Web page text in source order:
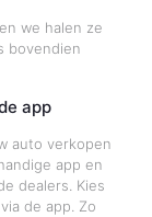
we halen ze
bovendien
app
auto verkopen
app en
dealers. Kies
de app. Zo